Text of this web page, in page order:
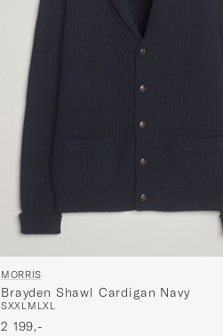
MORRIS
Brayden Shawl Cardigan Navy
SXXLM LXL
2 199,-